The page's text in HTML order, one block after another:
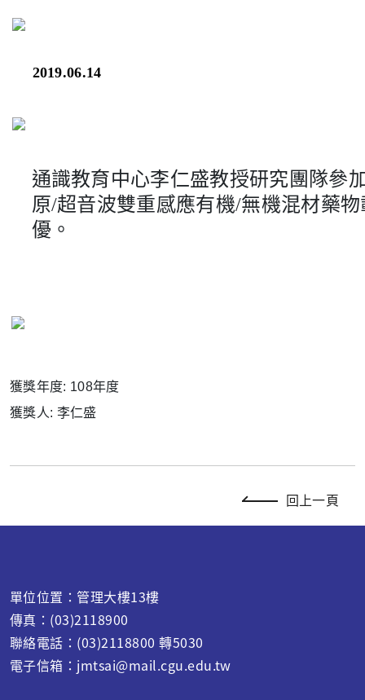
2019.06.14
通識教育中心李仁盛教授研究團隊參
原/超音波雙重感應有機/無機混材藥
優。
獲獎年度: 108年度
獲獎人: 李仁盛
回上一頁
單位位置：管理大樓13樓
傳真：(03)2118900
聯絡電話：(03)2118800 轉5030
電子信箱：jmtsai@mail.cgu.edu.tw